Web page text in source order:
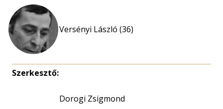
Versényi László (36)
Szerkesztő:
Dorogi Zsigmond